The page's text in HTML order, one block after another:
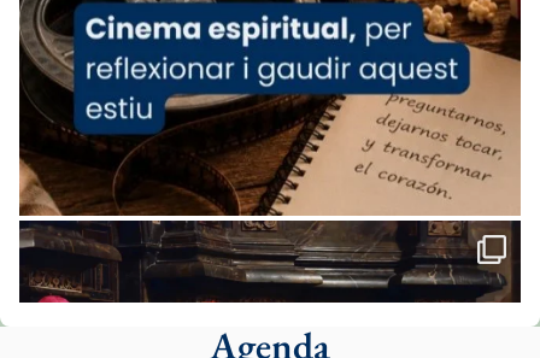
Arquebisbat de Barcelona
1 week ago
«Avui les santes Juliana i Semproniana ens
ajuden a alçar la mirada»
Mons. Sergi Gordo, bisbe de Tortosa, ha
presidit aquest 27 de juliol la missa de Les
Santes de Mataró.
🔗tinyurl.com/cvu5jmbk
📸 J. Merino
Agenda